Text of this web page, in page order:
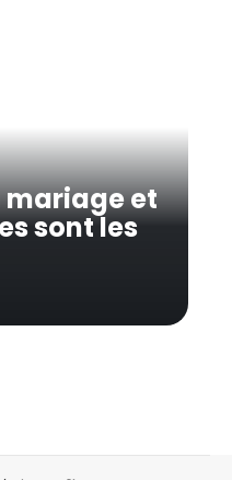
et
sont les